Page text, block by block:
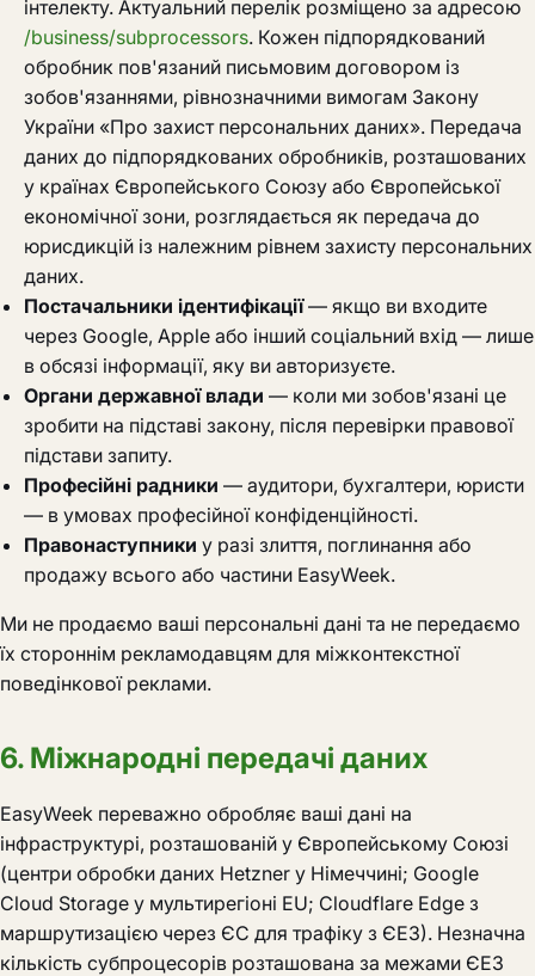
інтелекту. Актуальний перелік розміщено за адресою
/business/subprocessors. Кожен підпорядкований
обробник пов'язаний письмовим договором із
зобов'язаннями, рівнозначними вимогам Закону
України «Про захист персональних даних». Передача
даних до підпорядкованих обробників, розташованих
у країнах Європейського Союзу або Європейської
економічної зони, розглядається як передача до
юрисдикцій із належним рівнем захисту персональних
даних.
Постачальники ідентифікації— якщо ви входите
через Google, Apple або інший соціальний вхід — лише
в обсязі інформації, яку ви авторизуєте.
Органи державної влади — коли ми зобов'язані це
зробити на підставі закону, після перевірки правової
підстави запиту.
Професійні радники — аудитори, бухгалтери, юристи
— в умовах професійної конфіденційності.
Правонаступники у разі злиття, поглинання або
продажу всього або частини EasyWeek.
Ми не продаємо ваші персональні дані та не передаємо
їх стороннім рекламодавцям для міжконтекстної
поведінкової реклами.
6. Міжнародні передачі даних
EasyWeek переважно обробляє ваші дані на
інфраструктурі, розташованій у Європейському Союзі
(центри обробки даних Hetzner у Німеччині; Google
Cloud Storage у мультирегіоні EU; Cloudflare Edge з
маршрутизацією через ЄС для трафіку з ЄЕЗ). Незначна
кількість субпроцесорів розташована за межами ЄЕЗ